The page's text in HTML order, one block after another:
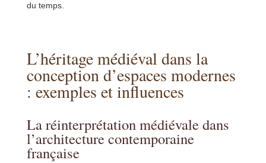
du temps.
L’héritage médiéval dans la
conception d’espaces modernes
: exemples et influences
La réinterprétation médiévale dans
l’architecture contemporaine
française